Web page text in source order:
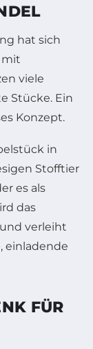
hat sich
mit
viele
Stücke. Ein
Konzept.
in
Stofftier
es als
das
verleiht
einladende
FÜR